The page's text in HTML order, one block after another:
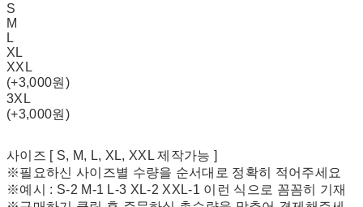
S
M
L
XL
XXL
(+3,000원)
3XL
(+3,000원)
사이즈 [ S, M, L, XL, XXL 제작가능 ]
※필요하신 사이즈별 수량을 순서대로 정확히 적어주세요
※예시 : S-2 M-1 L-3 XL-2 XXL-1 이런 식으로 꼼꼼히 기재